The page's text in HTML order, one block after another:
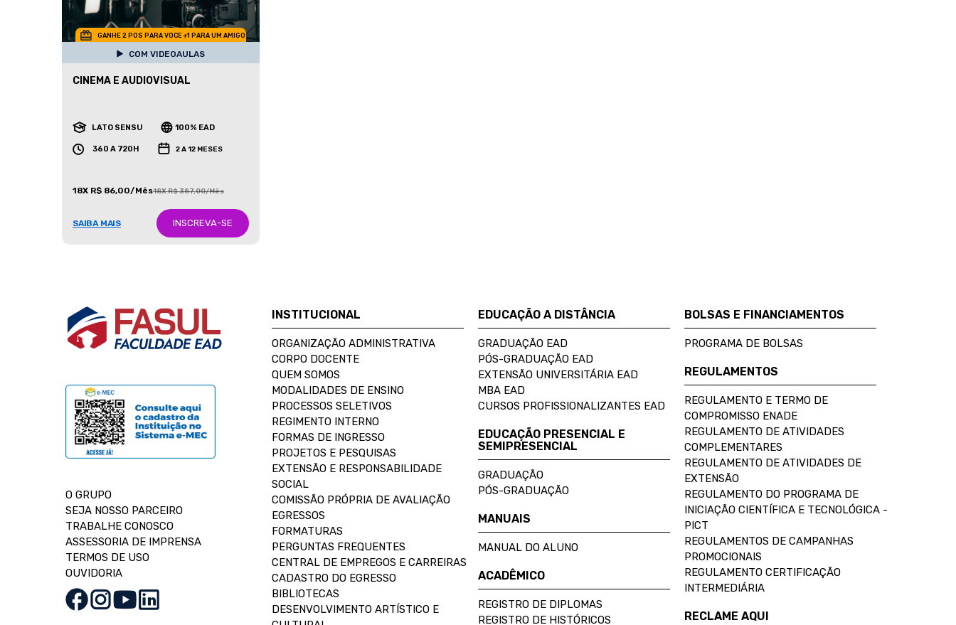
GANHE 2 POS PARA VOCE +1 PARA UM AMIGO
COM VIDEOAULAS
CINEMA E AUDIOVISUAL
LATO SENSU 100% EAD
360 A 720H 2 A 12 MESES
18X R$ 86,00/Mês18X R$ 387,00/Mês
SAIBA MAIS INSCREVA-SE
O GRUPO
SEJA NOSSO PARCEIRO
TRABALHE CONOSCO
ASSESSORIA DE IMPRENSA
TERMOS DE USO
OUVIDORIA
INSTITUCIONAL
ORGANIZAÇÃO ADMINISTRATIVA
CORPO DOCENTE
QUEM SOMOS
MODALIDADES DE ENSINO
PROCESSOS SELETIVOS
REGIMENTO INTERNO
FORMAS DE INGRESSO
PROJETOS E PESQUISAS
EXTENSÃO E RESPONSABILIDADE
SOCIAL
COMISSÃO PRÓPRIA DE AVALIAÇÃO
EGRESSOS
FORMATURAS
PERGUNTAS FREQUENTES
CENTRAL DE EMPREGOS E CARREIRAS
CADASTRO DO EGRESSO
BIBLIOTECAS
DESENVOLVIMENTO ARTÍSTICO E
EDUCAÇÃO A DISTÂNCIA
GRADUAÇÃO EAD
PÓS-GRADUAÇÃO EAD
EXTENSÃO UNIVERSITÁRIA EAD
MBA EAD
CURSOS PROFISSIONALIZANTES EAD
EDUCAÇÃO PRESENCIAL E
SEMIPRESENCIAL
GRADUAÇÃO
PÓS-GRADUAÇÃO
MANUAIS
MANUAL DO ALUNO
ACADÊMICO
REGISTRO DE DIPLOMAS
REGISTRO DE HISTÓRICOS
BOLSAS E FINANCIAMENTOS
PROGRAMA DE BOLSAS
REGULAMENTOS
REGULAMENTO E TERMO DE
COMPROMISSO ENADE
REGULAMENTO DE ATIVIDADES
COMPLEMENTARES
REGULAMENTO DE ATIVIDADES DE
EXTENSÃO
REGULAMENTO DO PROGRAMA DE
INICIAÇÃO CIENTÍFICA E TECNOLÓGICA -
PICT
REGULAMENTOS DE CAMPANHAS
PROMOCIONAIS
REGULAMENTO CERTIFICAÇÃO
INTERMEDIÁRIA
RECLAME AQUI